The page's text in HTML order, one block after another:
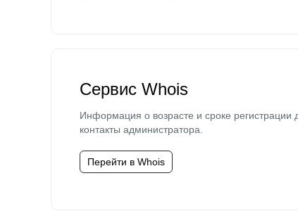
Сервис Whois
Информация о возрасте и сроке регистрации
контакты администратора.
Перейти в Whois